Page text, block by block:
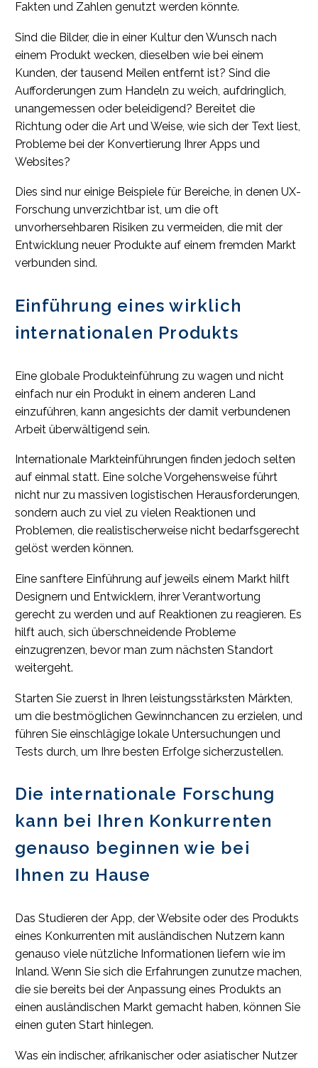
Fakten und Zahlen genutzt werden könnte.
Sind die Bilder, die in einer Kultur den Wunsch nach
einem Produkt wecken, dieselben wie bei einem
Kunden, der tausend Meilen entfernt ist? Sind die
Aufforderungen zum Handeln zu weich, aufdringlich,
unangemessen oder beleidigend? Bereitet die
Richtung oder die Art und Weise, wie sich der Text liest,
Probleme bei der Konvertierung Ihrer Apps und
Websites?
Dies sind nur einige Beispiele für Bereiche, in denen UX-
Forschung unverzichtbar ist, um die oft
unvorhersehbaren Risiken zu vermeiden, die mit der
Entwicklung neuer Produkte auf einem fremden Markt
verbunden sind.
Einführung eines wirklich
internationalen Produkts
Eine globale Produkteinführung zu wagen und nicht
einfach nur ein Produkt in einem anderen Land
einzuführen, kann angesichts der damit verbundenen
Arbeit überwältigend sein.
Internationale Markteinführungen finden jedoch selten
auf einmal statt. Eine solche Vorgehensweise führt
nicht nur zu massiven logistischen Herausforderungen,
sondern auch zu viel zu vielen Reaktionen und
Problemen, die realistischerweise nicht bedarfsgerecht
gelöst werden können.
Eine sanftere Einführung auf jeweils einem Markt hilft
Designern und Entwicklern, ihrer Verantwortung
gerecht zu werden und auf Reaktionen zu reagieren. Es
hilft auch, sich überschneidende Probleme
einzugrenzen, bevor man zum nächsten Standort
weitergeht.
Starten Sie zuerst in Ihren leistungsstärksten Märkten,
um die bestmöglichen Gewinnchancen zu erzielen, und
führen Sie einschlägige lokale Untersuchungen und
Tests durch, um Ihre besten Erfolge sicherzustellen.
Die internationale Forschung
kann bei Ihren Konkurrenten
genauso beginnen wie bei
Ihnen zu Hause
Das Studieren der App, der Website oder des Produkts
eines Konkurrenten mit ausländischen Nutzern kann
genauso viele nützliche Informationen liefern wie im
Inland. Wenn Sie sich die Erfahrungen zunutze machen,
die sie bereits bei der Anpassung eines Produkts an
einen ausländischen Markt gemacht haben, können Sie
einen guten Start hinlegen.
Was ein indischer, afrikanischer oder asiatischer Nutzer